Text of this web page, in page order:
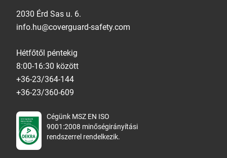
2030 Érd Sas u. 6.
info.hu@coverguard-safety.com
Hétfőtől péntekig
8:00-16:30 között
+36-23/364-144
+36-23/360-609
Cégünk MSZ EN ISO
9001:2008 minőségirányítási
rendszerrel rendelkezik.